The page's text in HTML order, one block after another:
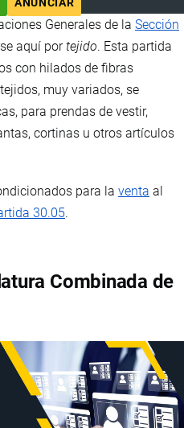
ANUNCIAR
Generales de la Sección
aquí portejido. Esta partida
con hilados de fibras
muy variados, se
para prendas de vestir,
cortinas u otros artículos
para la venta al
30.05.
Combinada de